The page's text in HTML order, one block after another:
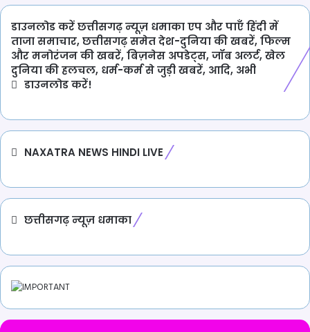
डाउनलोड करें छत्तीसगढ़ न्यूज़ धमाका एप और पाएँ हिंदी में
ताजा समाचार, छत्तीसगढ़ समेत देश-दुनिया की खबरें, फिल्म
और मनोरंजन की खबरें, बिज़नेस अपडेट्स, जॉब अलर्ट, खेल
दुनिया की हलचल, धर्म-कर्म से जुड़ी खबरें, आदि, अभी
डाउनलोड करें!
NAXATRA NEWS HINDI LIVE
छत्तीसगढ़ न्यूज़ धमाका